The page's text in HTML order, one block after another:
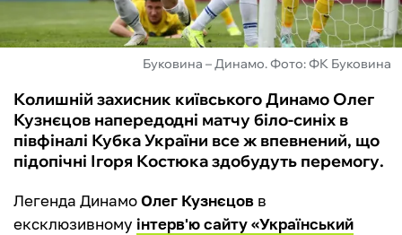
БУКМЕКЕРИ
Буковина – Динамо. Фото: ФК Буковина
Колишній захисник київського Динамо Олег
Кузнєцов напередодні матчу біло-синіх в
півфіналі Кубка України все ж впевнений, що
підопічні Ігоря Костюка здобудуть перемогу.
Легенда ДинамоОлег Кузнєцов в
ексклюзивному інтерв'ю сайту «Український